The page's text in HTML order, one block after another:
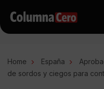
Home España
de sordos y ciegos para